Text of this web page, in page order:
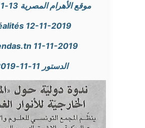
موقع الأهرام المصرية 13-11-2019
12-11-2019
11-11-2019
الدستور 11-11-2019